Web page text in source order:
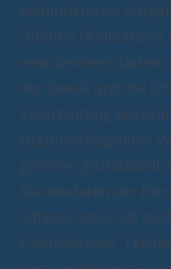
administrative
Öffentlichkeitsarbeit
verarbeiteten Daten,
der Zweck und die
Verarbeitung
zugrundeliegenden
gehören
Stammdaten der
Adresse, etc.), als
E-Mailadresse,